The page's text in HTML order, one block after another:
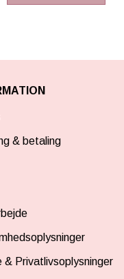
& betaling
& Privatlivsoplysninger